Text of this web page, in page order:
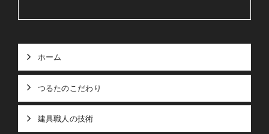
ホーム
つるたのこだわり
建具職人の技術